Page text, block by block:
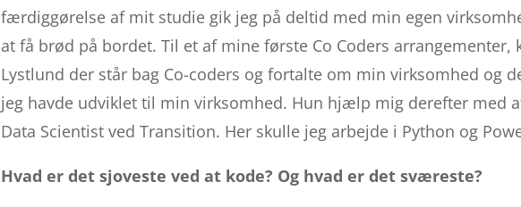
færdiggørelse af mit studie gik jeg på deltid med min egen
at få brød på bordet. Til et af mine første Co Coders arrangementer,
Lystlund der står bag Co-coders og fortalte om min virksomhed og
jeg havde udviklet til min virksomhed. Hun hjælp mig derefter med
Data Scientist ved Transition. Her skulle jeg arbejde i Python og
Hvad er det sjoveste ved at kode? Og hvad er det sværeste?